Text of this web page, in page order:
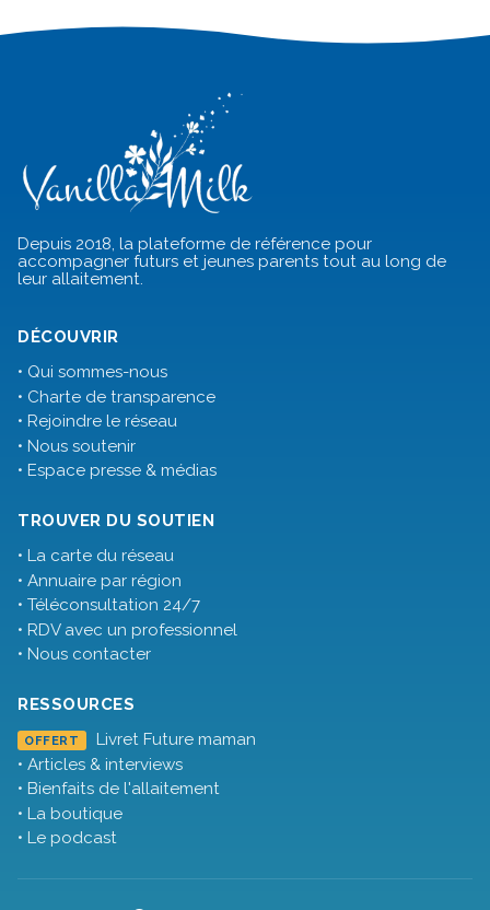
Depuis 2018, la plateforme de référence pour
accompagner futurs et jeunes parents tout au long de
leur allaitement.
DÉCOUVRIR
• Qui sommes-nous
• Charte de transparence
• Rejoindre le réseau
• Nous soutenir
• Espace presse & médias
TROUVER DU SOUTIEN
• La carte du réseau
• Annuaire par région
• Téléconsultation 24/7
• RDV avec un professionnel
• Nous contacter
RESSOURCES
OFFERT
Livret Future maman
• Articles & interviews
• Bienfaits de l'allaitement
• La boutique
• Le podcast